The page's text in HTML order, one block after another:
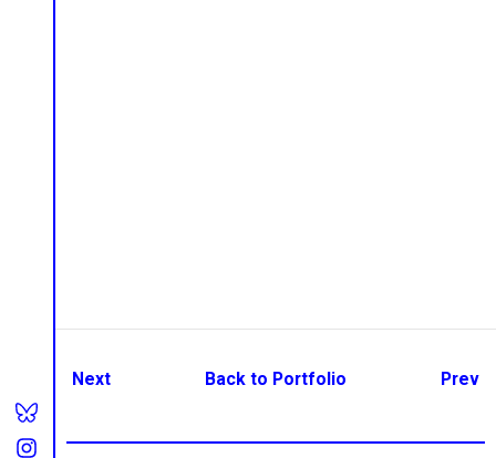
Next Back to Portfolio Prev